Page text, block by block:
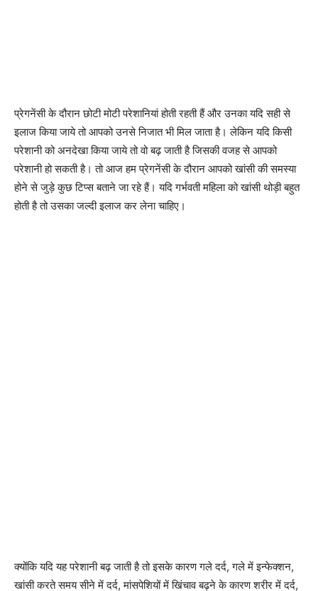
प्रेगनेंसी के दौरान छोटी मोटी परेशानियां होती रहती हैं और उनका यदि सही से
इलाज किया जाये तो आपको उनसे निजात भी मिल जाता है। लेकिन यदि किसी
परेशानी को अनदेखा किया जाये तो वो बढ़ जाती है जिसकी वजह से आपको
परेशानी हो सकती है। तो आज हम प्रेगनेंसी के दौरान आपको खांसी की समस्या
होने से जुड़े कुछ टिप्स बताने जा रहे हैं। यदि गर्भवती महिला को खांसी थोड़ी बहुत
होती है तो उसका जल्दी इलाज कर लेना चाहिए।
क्योंकि यदि यह परेशानी बढ़ जाती है तो इसके कारण गले दर्द, गले में इन्फेक्शन,
खांसी करते समय सीने में दर्द, मांसपेशियों में खिंचाव बढ़ने के कारण शरीर में दर्द,